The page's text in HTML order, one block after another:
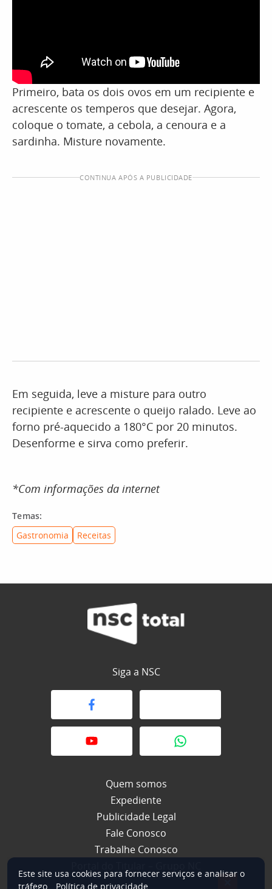
Primeiro, bata os dois ovos em um recipiente e
acrescente os temperos que desejar. Agora,
coloque o tomate, a cebola, a cenoura e a
sardinha. Misture novamente.
CONTINUA APÓS A PUBLICIDADE
Em seguida, leve a misture para outro
recipiente e acrescente o queijo ralado. Leve ao
forno pré-aquecido a 180°C por 20 minutos.
Desenforme e sirva como preferir.
*Com informações da internet
Temas:
Gastronomia
Receitas
Siga a NSC
Quem somos
Expediente
Publicidade Legal
Fale Conosco
Trabalhe Conosco
Este site usa cookies para fornecer serviços e analisar o
tráfego.
Política de privacidade